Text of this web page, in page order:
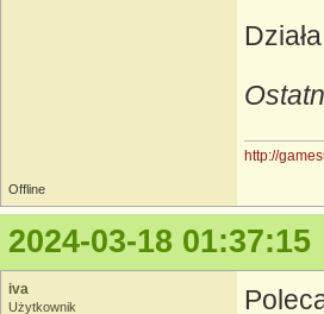
http://
Offline
2024-03-18 01:37:15
iva
Użytkownik